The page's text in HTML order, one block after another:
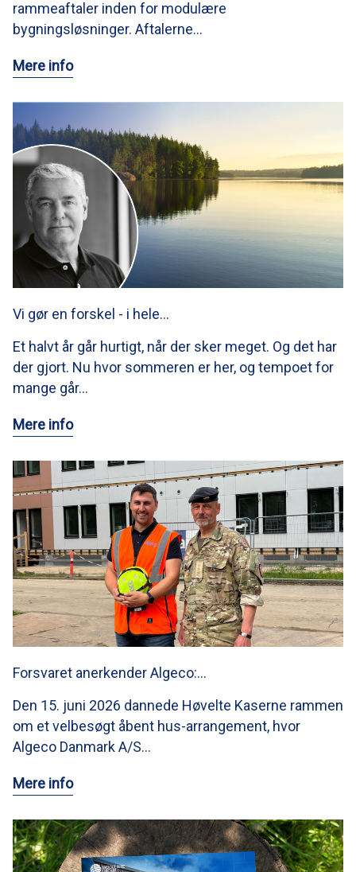
rammeaftaler inden for modulære
bygningsløsninger. Aftalerne…
Mere info
Vi gør en forskel - i hele…
Et halvt år går hurtigt, når der sker meget. Og det har
der gjort. Nu hvor sommeren er her, og tempoet for
mange går…
Mere info
Forsvaret anerkender Algeco:…
Den 15. juni 2026 dannede Høvelte Kaserne rammen
om et velbesøgt åbent hus-arrangement, hvor
Algeco Danmark A/S…
Mere info